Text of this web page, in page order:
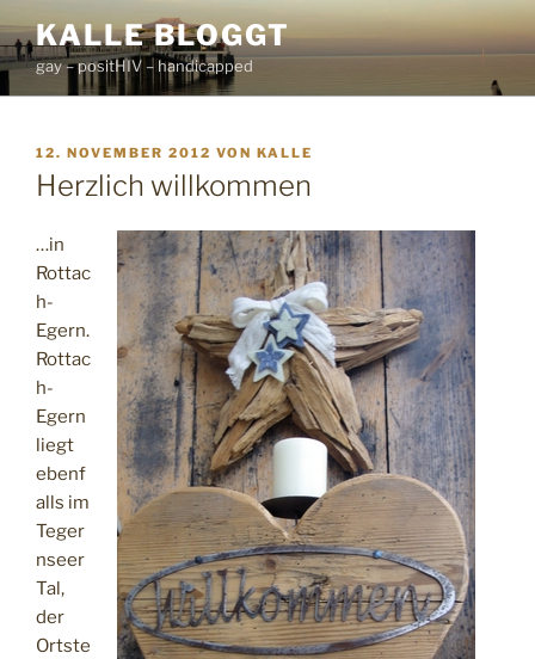
Inhalt
springen
KALLE BLOGGT
gay – positHIV – handicapped
VERÖFFENTLICHT
AM
12. NOVEMBER 2012 VON KALLE
Herzlich willkommen
…in
Rottac
h-
Egern.
Rottac
h-
Egern
liegt
ebenf
alls im
Teger
nseer
Tal,
der
Ortste